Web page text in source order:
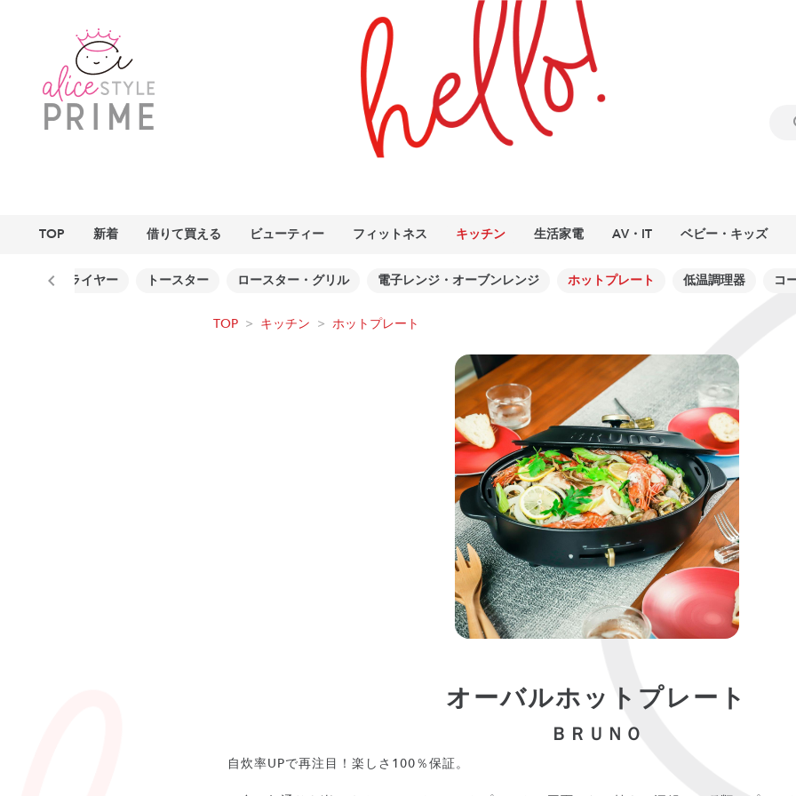
TOP 新着 借りて買える ビューティー フィットネス キッチン 生活家電 AV・IT ベビー・キッズ
ノンフライヤー トースター ロースター・グリル 電子レンジ・オーブンレンジ ホットプレート 低温調理器 コ
TOP > キッチン > ホットプレート
オーバルホットプレート
ＢＲＵＮＯ
自炊率UPで再注目！楽しさ100％保証。